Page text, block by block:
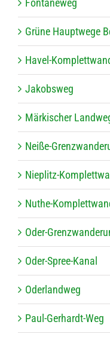
Fon­ta­ne­weg
Grüne Haupt­wege
Havel-
Jakobs­weg
Mär­ki­scher
Neiße-
Nie­plitz-
Nuthe-
Oder-
Oder-Spree-Kanal
Oder­land­weg
Paul-Ger­hardt-Weg